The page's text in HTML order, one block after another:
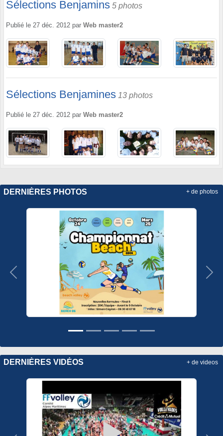
Sélections Benjamins 5 photos
Publié le 27 déc. 2012 par Web master2
Sélections Benjamines 13 photos
Publié le 27 déc. 2012 par Web master2
DERNIÈRES PHOTOS
Précedent
+ de photos
DERNIÈRES VIDÉOS + de videos